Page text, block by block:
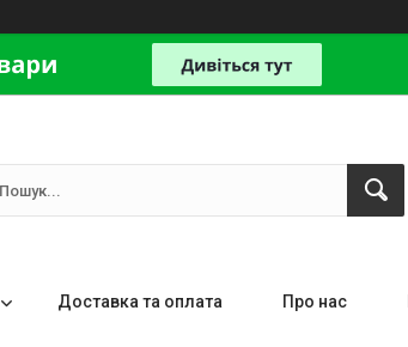
Доставка та оплата Про нас